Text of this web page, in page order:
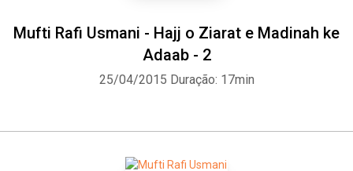
Mufti Rafi Usmani - Hajj o Ziarat e Madinah ke
Adaab - 2
25/04/2015 Duração: 17min